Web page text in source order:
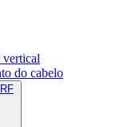
vertical
do cabelo